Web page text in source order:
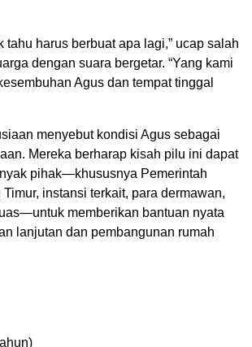
tahu harus berbuat apa lagi,” ucap salah
dengan suara bergetar. “Yang kami
Agus dan tempat tinggal
menyebut kondisi Agus sebagai
Mereka berharap kisah pilu ini dapat
pihak—khususnya Pemerintah
instansi terkait, para dermawan,
memberikan bantuan nyata
lanjutan dan pembangunan rumah